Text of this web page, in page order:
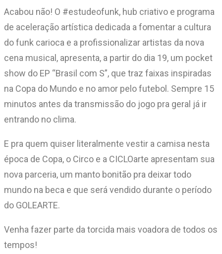
Acabou não! O #estudeofunk, hub criativo e programa
de aceleração artística dedicada a fomentar a cultura
do funk carioca e a profissionalizar artistas da nova
cena musical, apresenta, a partir do dia 19, um pocket
show do EP “Brasil com S”, que traz faixas inspiradas
na Copa do Mundo e no amor pelo futebol. Sempre 15
minutos antes da transmissão do jogo pra geral já ir
entrando no clima.
E pra quem quiser literalmente vestir a camisa nesta
época de Copa, o Circo e a CICLOarte apresentam sua
nova parceria, um manto bonitão pra deixar todo
mundo na beca e que será vendido durante o período
do GOLEARTE.
Venha fazer parte da torcida mais voadora de todos os
tempos!